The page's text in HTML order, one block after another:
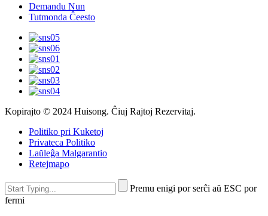
Demandu Nun
Tutmonda Ĉeesto
Kopirajto © 2024 Huisong. Ĉiuj Rajtoj Rezervitaj.
Politiko pri Kuketoj
Privateca Politiko
Laŭleĝa Malgarantio
Retejmapo
Premu enigi por serĉi aŭ ESC por
fermi